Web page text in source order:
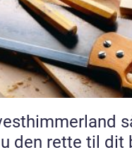
sådan
den rette til dit